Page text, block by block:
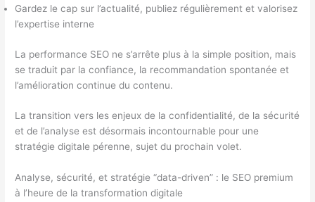
Gardez le cap sur l’actualité, publiez régulièrement et valorisez
l’expertise interne
La performance SEO ne s’arrête plus à la simple position, mais
se traduit par la confiance, la recommandation spontanée et
l’amélioration continue du contenu.
La transition vers les enjeux de la confidentialité, de la sécurité
et de l’analyse est désormais incontournable pour une
stratégie digitale pérenne, sujet du prochain volet.
Analyse, sécurité, et stratégie “data-driven” : le SEO premium
à l’heure de la transformation digitale